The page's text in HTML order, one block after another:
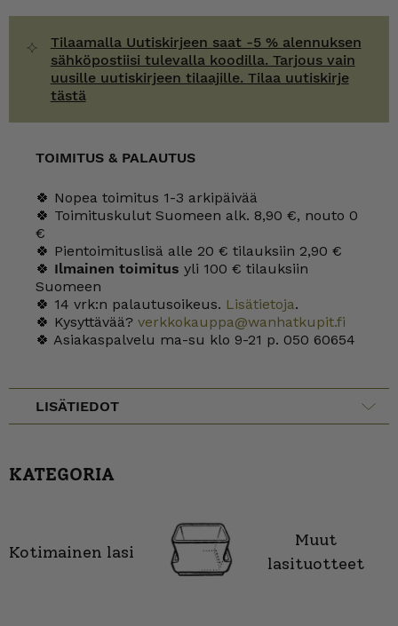
Tilaamalla Uutiskirjeen saat -5 % alennuksen
sähköpostiisi tulevalla koodilla. Tarjous vain
uusille uutiskirjeen tilaajille. Tilaa uutiskirje
tästä
TOIMITUS & PALAUTUS
🍀 Nopea toimitus 1-3 arkipäivää
🍀 Toimituskulut Suomeen alk. 8,90 €, nouto 0
€
🍀 Pientoimituslisä alle 20 € tilauksiin 2,90 €
🍀 Ilmainen toimitus yli 100 € tilauksiin
Suomeen
🍀 14 vrk:n palautusoikeus. Lisätietoja.
🍀 Kysyttävää? verkkokauppa@wanhatkupit.fi
🍀 Asiakaspalvelu ma-su klo 9-21 p. 050 60654
LISÄTIEDOT
KATEGORIA
Kotimainen lasi
Muut
lasituotteet